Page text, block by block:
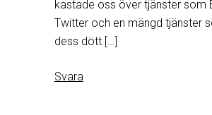
kastade oss över tjänster som
Twitter och en mängd tjänster
dess dött […]
Svara